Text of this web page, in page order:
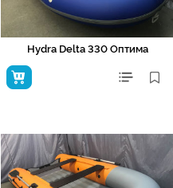
Hydra Delta 330 Оптима